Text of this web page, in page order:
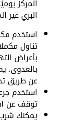
البري غير
استخدم
تناول
بأعراض
بالعدوى.
عن طريق
توقف عن
يمكنك